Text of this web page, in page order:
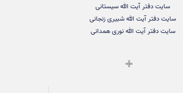
سایت دفتر آیت الله سیستانی
سایت دفتر آیت الله شبیری زنجانی
سایت دفتر آیت الله نوری همدانی